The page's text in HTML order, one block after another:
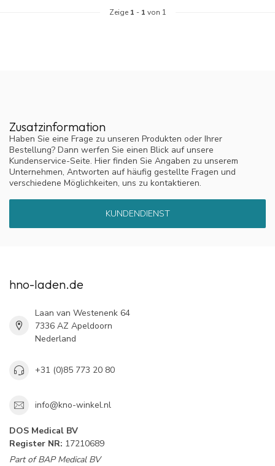
Zeige 1 - 1 von 1
Zusatzinformation
Haben Sie eine Frage zu unseren Produkten oder Ihrer
Bestellung? Dann werfen Sie einen Blick auf unsere
Kundenservice-Seite. Hier finden Sie Angaben zu unserem
Unternehmen, Antworten auf häufig gestellte Fragen und
verschiedene Möglichkeiten, uns zu kontaktieren.
KUNDENDIENST
hno-laden.de
Laan van Westenenk 64
7336 AZ Apeldoorn
Nederland
+31 (0)85 773 20 80
info@kno-winkel.nl
DOS Medical BV
Register NR: 17210689
Part of BAP Medical BV